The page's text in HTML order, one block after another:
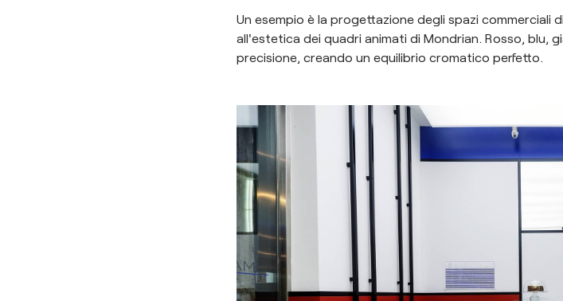
Un esempio è la progettazione degli spazi commerciali di
all'estetica dei quadri animati di Mondrian. Rosso, blu,
precisione, creando un equilibrio cromatico perfetto.